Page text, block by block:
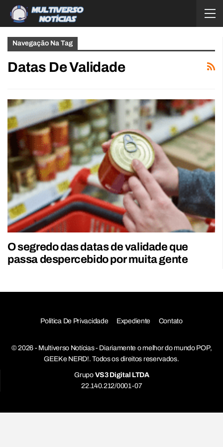
Navegação Na Tag
Datas De Validade
O segredo das datas de validade que
passa despercebido por muita gente
Política De Privacidade Expediente Contato
© 2026 - Multiverso Notícias - Diariamente o melhor do mundo POP,
GEEK e NERD!. Todos os direitos reservados.
Grupo VS3 Digital LTDA
22.140.212/0001-07